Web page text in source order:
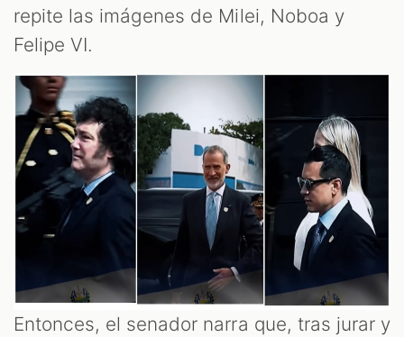
repite las imágenes de Milei, Noboa y
Felipe VI.
Entonces, el senador narra que, tras jurar y